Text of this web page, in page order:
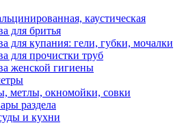
каустическая
для бритья
для купания: гели, губки, мочалки
для прочистки труб
женской гигиены
метлы, окномойки, совки
раздела
и кухни